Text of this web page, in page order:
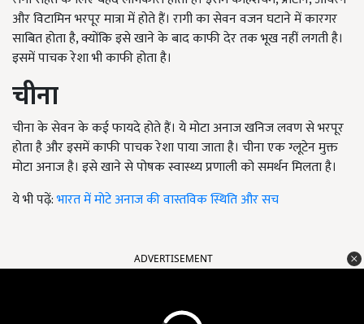
और विटामिन भरपूर मात्रा में होते हैं। रागी का सेवन वजन घटाने में कारगर
साबित होता है, क्योंकि इसे खाने के बाद काफी देर तक भूख नहीं लगती है।
इसमें पाचक रेशा भी काफी होता है।
चीना
चीना के सेवन के कई फायदे होते हैं। ये मोटा अनाज खनिज लवण से भरपूर
होता है और इसमें काफी पाचक रेशा पाया जाता है। चीना एक ग्लूटेन मुक्त
मोटा अनाज है। इसे खाने से पोषक स्वास्थ्य प्रणाली को समर्थन मिलता है।
ये भी पढ़ें:भारत में मोटे अनाज की वास्तविक स्थिति और सच
ADVERTISEMENT